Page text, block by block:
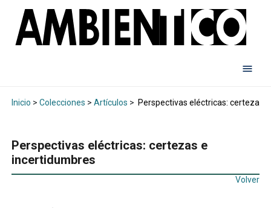
Inicio > Colecciones > Artículos > Perspectivas eléctricas: certezas
Perspectivas eléctricas: certezas e
incertidumbres
Volver